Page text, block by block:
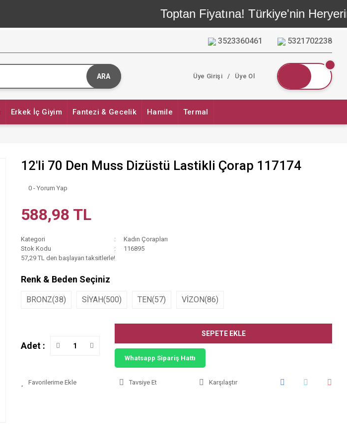
Toptan Fiyatına! Türkiye'nin
3523360461 5321702238
ARA Üye Girişi / Üye Ol
Erkek İç Giyim Fantezi & Gecelik Hamile Termal
12'li 70 Den Muss Dizüstü Lastikli Çorap 117174
0 - Yorum Yap
588,98 TL
Kategori
Kadın Çorapları
Stok Kodu
116895
57,29 TL den başlayan taksitlerle!
Renk & Beden Seçiniz
BRONZ(38) SİYAH(500) TEN(57) VİZON(86)
Adet :
SEPETE EKLE
Whatsapp Sipariş Hattı
Tavsiye Et Karşılaştır